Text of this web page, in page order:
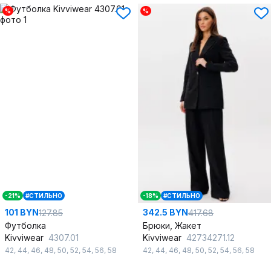
%
-21% #СТИЛЬНО
101 BYN127.85
Футболка
Kivviwear 4307.01
42, 44, 46, 48, 50, 52, 54, 56, 58
%
-18% #СТИЛЬНО
342.5 BYN417.68
Брюки, Жакет
Kivviwear 42734271.12
42, 44, 46, 48, 50, 52, 54, 56, 58